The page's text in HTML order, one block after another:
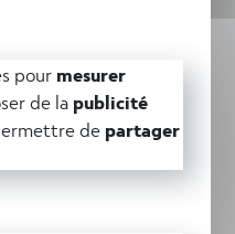
pour mesurer
de la publicité
de partager